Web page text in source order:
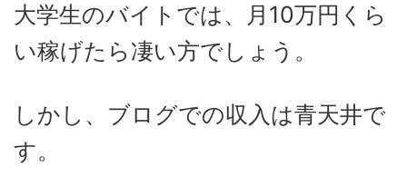
大学生のバイトでは、月10万円くら
い稼げたら凄い方でしょう。
しかし、ブログでの収入は青天井で
す。